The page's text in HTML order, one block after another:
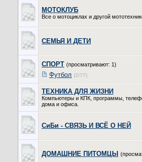
МОТОКЛУБ
Все о мотоциклах и другой
СЕМЬЯ И ДЕТИ
СПОРТ (просматривают: 1)
Футбол (2/77)
ТЕХНИКА ДЛЯ ЖИЗНИ
Компьютеры и КПК, программы,
дома и офиса.
СиБи - СВЯЗЬ И ВСЁ О НЕЙ
ДОМАШНИЕ ПИТОМЦЫ